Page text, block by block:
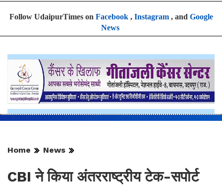
Follow UdaipurTimes on Facebook, Instagram, and Google
News
Home News
CBI ने किया अंतरराष्ट्रीय टेक-सपोर्ट